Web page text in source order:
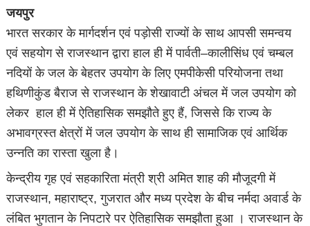
जयपुर
भारत सरकार के मार्गदर्शन एवं पड़ोसी राज्यों के साथ आपसी समन्वय
एवं सहयोग से राजस्थान द्वारा हाल ही में पार्वती–कालीसिंध एवं चम्बल
नदियों के जल के बेहतर उपयोग के लिए एमपीकेसी परियोजना तथा
हथिणीकुंड बैराज से राजस्थान के शेखावाटी अंचल में जल उपयोग को
लेकर हाल ही में ऐतिहासिक समझौते हुए हैं, जिससे कि राज्य के
अभावग्रस्त क्षेत्रों में जल उपयोग के साथ ही सामाजिक एवं आर्थिक
उन्नति का रास्ता खुला है।
केन्द्रीय गृह एवं सहकारिता मंत्री श्री अमित शाह की मौजूदगी में
राजस्थान, महाराष्ट्र, गुजरात और मध्य प्रदेश के बीच नर्मदा अवार्ड के
लंबित भुगतान के निपटारे पर ऐतिहासिक समझौता हुआ । राजस्थान के